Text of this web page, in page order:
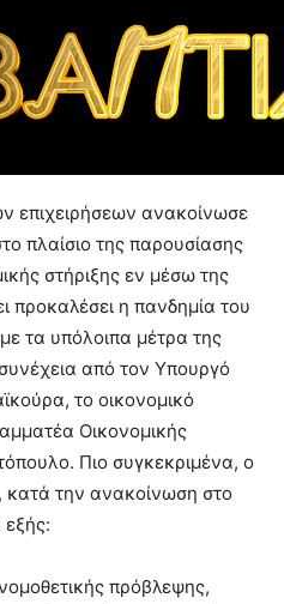
επιχειρήσεων ανακοίνωσε
πλαίσιο της παρουσίασης
στήριξης εν μέσω της
προκαλέσει η πανδημία του
τα υπόλοιπα μέτρα της
από τον Υπουργό
το οικονομικό
Οικονομικής
Πιο συγκεκριμένα, ο
κατά την ανακοίνωση στο
πρόβλεψης,